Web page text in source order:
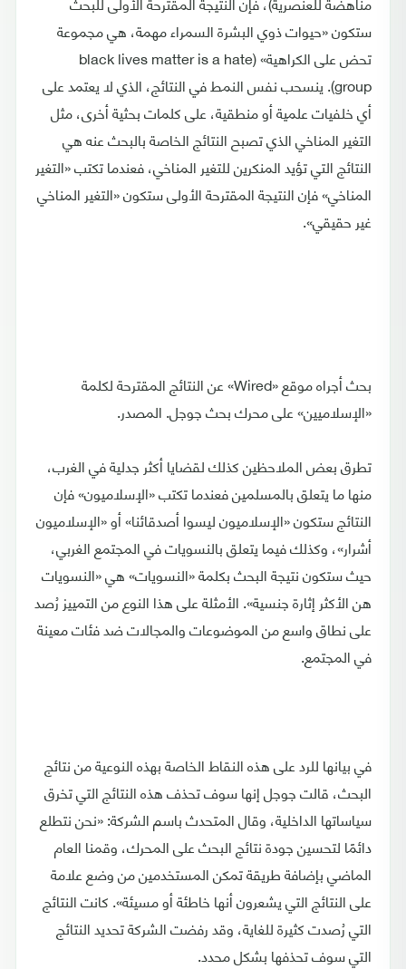
ستكون «حيوات ذوي البشرة السمراء مهمة، هي مجموعة
تحض على الكراهية» (black lives matter is a hate
group). ينسحب نفس النمط في النتائج، الذي لا يعتمد على
أي خلفيات علمية أو منطقية، على كلمات بحثية أخرى، مثل
التغير المناخي الذي تصبح النتائج الخاصة بالبحث عنه هي
النتائج التي تؤيد المنكرين للتغير المناخي، فعندما تكتب «التغير
المناخي» فإن النتيجة المقترحة الأولى ستكون «التغير المناخي
غير حقيقي».
بحث أجراه موقع «Wired» عن النتائج المقترحة لكلمة
«الإسلاميين» على محرك بحث جوجل. المصدر.
تطرق بعض الملاحظين كذلك لقضايا أكثر جدلية في الغرب،
منها ما يتعلق بالمسلمين فعندما تكتب «الإسلاميون» فإن
النتائج ستكون «الإسلاميون ليسوا أصدقائنا» أو «الإسلاميون
أشرار»، وكذلك فيما يتعلق بالنسويات في المجتمع الغربي،
حيث ستكون نتيجة البحث بكلمة «النسويات» هي «النسويات
هن الأكثر إثارة جنسية». الأمثلة على هذا النوع من التمييز رُصد
على نطاق واسع من الموضوعات والمجالات ضد فئات معينة
في المجتمع.
في بيانها للرد على هذه النقاط الخاصة بهذه النوعية من نتائج
البحث، قالت جوجل إنها سوف تحذف هذه النتائج التي تخرق
سياساتها الداخلية، وقال المتحدث باسم الشركة: «نحن نتطلع
دائمًا لتحسين جودة نتائج البحث على المحرك، وقمنا العام
الماضي بإضافة طريقة تمكن المستخدمين من وضع علامة
على النتائج التي يشعرون أنها خاطئة أو مسيئة». كانت النتائج
التي رُصدت كثيرة للغاية، وقد رفضت الشركة تحديد النتائج
التي سوف تحذفها بشكل محدد.